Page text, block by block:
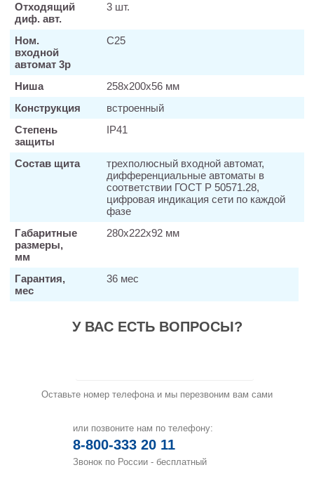
Отходящий
диф. авт.
3 шт.
Ном.
входной
автомат 3р
С25
Ниша
258х200х56 мм
Конструкция
встроенный
Степень
защиты
IP41
Состав щита
трехполюсный входной автомат,
дифференциальные автоматы в
соответствии ГОСТ Р 50571.28,
цифровая индикация сети по каждой
фазе
Габаритные
размеры,
мм
280х222х92 мм
Гарантия,
мес
36 мес
У ВАС ЕСТЬ ВОПРОСЫ?
Оставьте номер телефона и мы перезвоним вам сами
или позвоните нам по телефону:
8-800-333 20 11
Звонок по России - бесплатный